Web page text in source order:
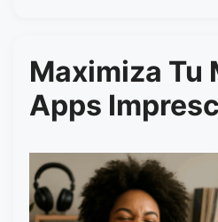
Maximiza Tu
Apps